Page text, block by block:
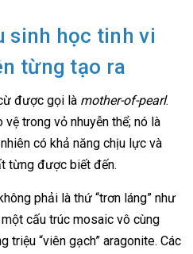
sinh học tinh vi
từng tạo ra
được gọi là mother-of-pearl.
trong vỏ nhuyễn thể; nó là
có khả năng chịu lực và
từng được biết đến.
phải là thứ “trơn láng” như
cấu trúc mosaic vô cùng
triệu “viên gạch” aragonite. Các